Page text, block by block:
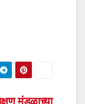
मंडळाच्या